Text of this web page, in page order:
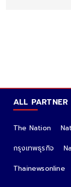
ALL PARTNER
The Nation
กรุงเทพธุรกิจ
Thainewsonline